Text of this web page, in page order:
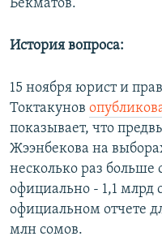
Бекматов.
История вопроса:
15 ноября юрист и
Токтакунов
показывает, что
Жээнбекова на
несколько раз больше
официально - 1,1 млрд
официальном отчете
млн сомов.